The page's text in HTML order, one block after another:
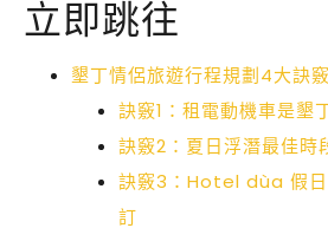
立即跳往
墾丁情侶旅遊行程規劃4大訣竅
訣竅1：租電動機車是墾
訣竅2：夏日浮潛最佳時
訣竅3：Hotel dùa 假日
訂